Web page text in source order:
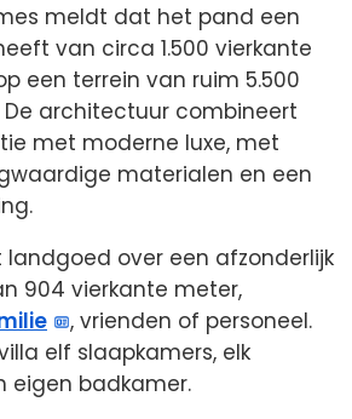
meldt dat het pand een
van circa 1.500 vierkante
een terrein van ruim 5.500
architectuur combineert
met moderne luxe, met
materialen en een
landgoed over een afzonderlijk
904 vierkante meter,
, vrienden of personeel.
elf slaapkamers, elk
eigen badkamer.